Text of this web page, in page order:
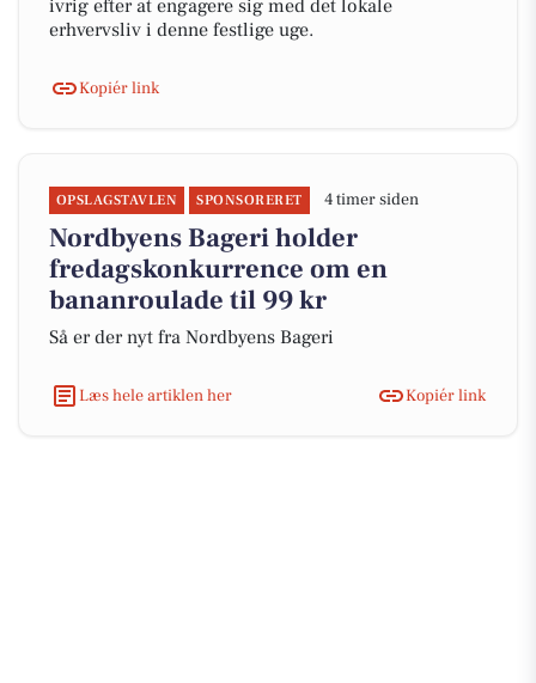
ivrig efter at engagere sig med det lokale
erhvervsliv i denne festlige uge.
Kopiér link
OPSLAGSTAVLEN SPONSORERET 4 timer siden
Nordbyens Bageri holder
fredagskonkurrence om en
bananroulade til 99 kr
Så er der nyt fra Nordbyens Bageri
Læs hele artiklen her Kopiér link